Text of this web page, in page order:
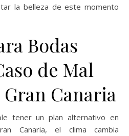
la belleza de este momento
Bodas
de Mal
Canaria
tener un plan alternativo en
Canaria, el clima cambia